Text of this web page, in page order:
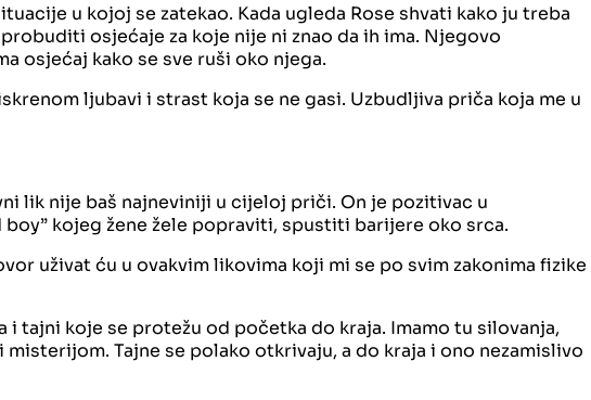
u kojoj se zatekao. Kada ugleda Rose shvati kako ju treba
osjećaje za koje nije ni znao da ih ima. Njegovo
osjećaj kako se sve ruši oko njega.
ljubavi i strast koja se ne gasi. Uzbudljiva priča koja me u
lik nije baš najneviniji u cijeloj priči. On je pozitivac u
kojeg žene žele popraviti, spustiti barijere oko srca.
uživat ću u ovakvim likovima koji mi se po svim zakonima fizike
tajni koje se protežu od početka do kraja. Imamo tu silovanja,
Tajne se polako otkrivaju, a do kraja i ono nezamislivo